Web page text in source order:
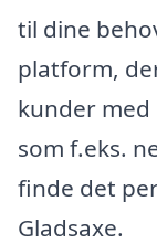
til dine
platform,
kunder
som f.eks.
finde det
Gladsaxe.